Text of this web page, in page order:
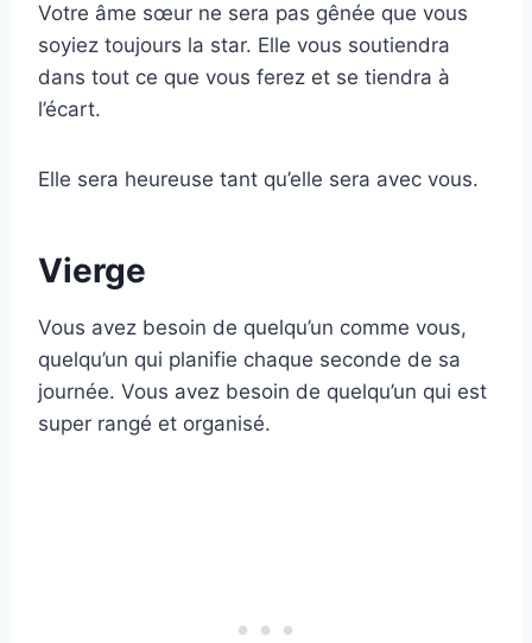
Votre âme sœur ne sera pas gênée que vous
soyiez toujours la star. Elle vous soutiendra
dans tout ce que vous ferez et se tiendra à
l’écart.
Elle sera heureuse tant qu’elle sera avec vous.
Vierge
Vous avez besoin de quelqu’un comme vous,
quelqu’un qui planifie chaque seconde de sa
journée. Vous avez besoin de quelqu’un qui est
super rangé et organisé.